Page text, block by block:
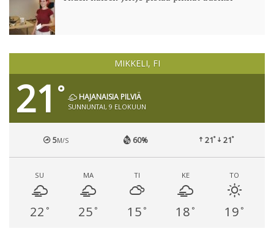
MIKKELI, FI
21 ° HAJANAISIA PILVIÄ
SUNNUNTAI, 9 ELOKUUN
5M/S 60% 21° 21°
SU
22 °
MA
25 °
TI
15 °
KE
18 °
TO
19 °